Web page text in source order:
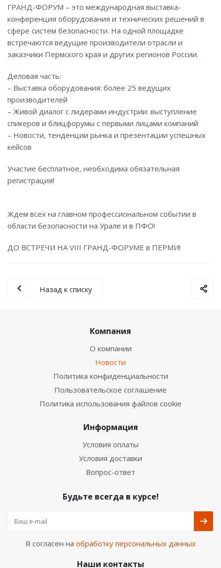
ГРАНД-ФОРУМ – это международная выставка-
конференция оборудования и технических решений в
сфере систем безопасности. На одной площадке
встречаются ведущие производители отрасли и
заказчики Пермского края и других регионов России.
Деловая часть:
– Выставка оборудования: более 25 ведущих
производителей
– Живой диалог с лидерами индустрии: выступление
спикеров и блицфорумы с первыми лицами компаний
– Новости, тенденции рынка и презентации успешных
кейсов
Участие бесплатное, необходима обязательная
регистрация!
Ждем всех на главном профессиональном событии в
области безопасности на Урале и в ПФО!
ДО ВСТРЕЧИ НА VIII ГРАНД-ФОРУМЕ в ПЕРМИ!
Назад к списку
Компания
О компании
Новости
Политика конфиденциальности
Пользовательское соглашение
Политика использования файлов cookie
Информация
Условия оплаты
Условия доставки
Вопрос-ответ
Будьте всегда в курсе!
Я согласен на обработку персональных данных
Наши контакты